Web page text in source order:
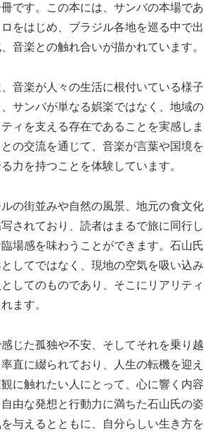
です。この本には、サンバの本場であ
をはじめ、ブラジル各地を巡る中で出
音楽との触れ合いが描かれています。
音楽が人々の生活に根付いている様子
サンバが単なる娯楽ではなく、地域の
ィを支える存在であることを実感しま
の交流を通じて、音楽が言葉や国境を
力を持つことを体験しています。
の街並みや自然の風景、地元の食文化
されており、読者はまるで旅に同行し
場感を味わうことができます。石山氏
してではなく、現地の空気を吸い込み
してのものであり、そこにリアリティ
ます。
じた孤独や不安、そしてそれを乗り越
直に綴られており、人生の転機を迎え
に触れたい人にとって、心に響く内容
由な発想と行動力に満ちた石山氏の姿
与えるとともに、自分らしい生き方を